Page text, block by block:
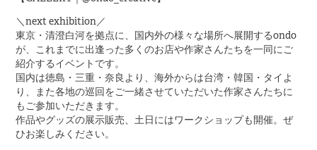
＼next exhibition／
東京・清澄白河を拠点に、国内外の様々な場所へ展開するondo
が、これまでに出逢った多くのお店や作家さんたちを一同にご
紹介するイベントです。
国内は徳島・三重・奈良より、海外からは台湾・韓国・タイよ
り、また各地の巡回をご一緒させていただいた作家さんたちに
もご参加いただきます。
作品やグッズの展示販売、土日にはワークショップも開催。ぜ
ひお楽しみください。